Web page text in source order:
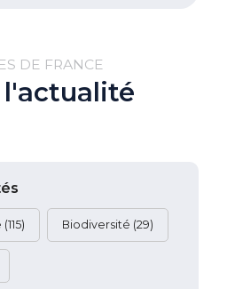
DE FRANCE
l'actualité
(115) Biodiversité (29)